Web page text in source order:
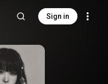
Sign in